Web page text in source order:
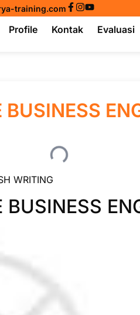
training.com
Profile Kontak Evaluasi
WRITING